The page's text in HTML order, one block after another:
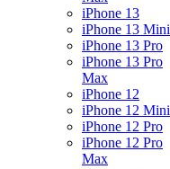
iPhone 13
iPhone 13 Mini
iPhone 13 Pro
iPhone 13 Pro
Max
iPhone 12
iPhone 12 Mini
iPhone 12 Pro
iPhone 12 Pro
Max